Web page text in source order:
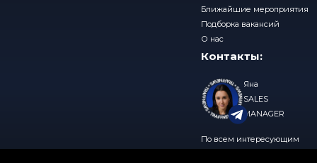
Ближайшие мероприятия
Подборка вакансий
О нас
Контакты:
Яна
SALES
MANAGER
По всем интересующим